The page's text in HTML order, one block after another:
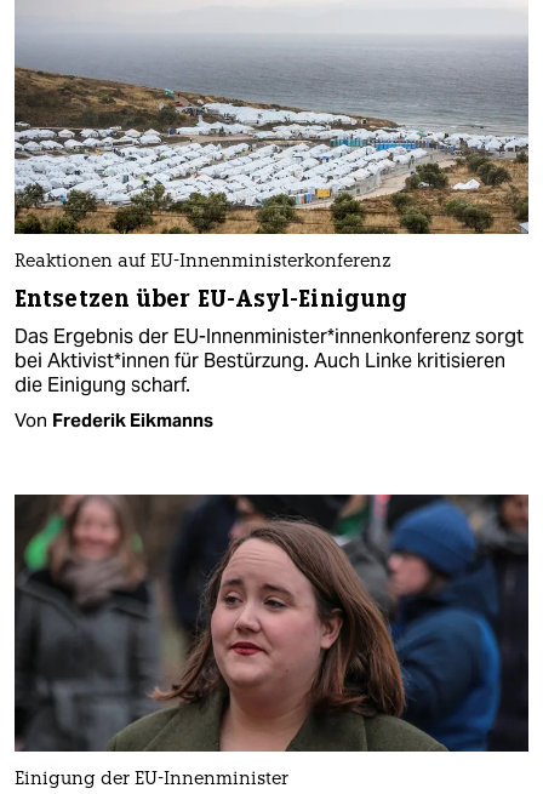
Reaktionen auf EU-Innenministerkonferenz
Entsetzen über EU-Asyl-Einigung
Das Ergebnis der EU-Innenminister*innenkonferenz sorgt
bei Aktivist*innen für Bestürzung. Auch Linke kritisieren
die Einigung scharf.
Von Frederik Eikmanns
Einigung der EU-Innenminister